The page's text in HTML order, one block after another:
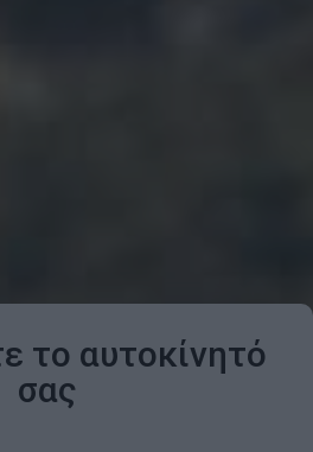
το αυτοκίνητό
σας